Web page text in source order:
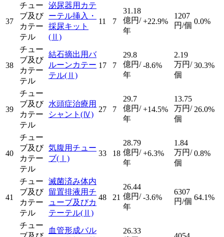
37
チュー
ブ及び
カテー
テル
泌尿器用カテ
ーテル挿入・
採尿キット
(Ⅱ)
11 7
31.18
億円/
年
+22.9%
1207
円/個 0.0%
38
チュー
ブ及び
カテー
テル
結石摘出用バ
ルーンカテー
テル(Ⅱ)
17 7
29.8
億円/
年
-8.6%
2.19
万円/
個
30.3%
39
チュー
ブ及び
カテー
テル
水頭症治療用
シャント (Ⅳ)
27 7
29.7
億円/
年
+14.5%
13.75
万円/
個
26.0%
40
チュー
ブ及び
カテー
テル
気腹用チュー
ブ(Ⅰ)
33 18
28.79
億円/
年
+6.3%
1.84
万円/
個
0.8%
41
チュー
ブ及び
カテー
テル
滅菌済み体内
留置排液用チ
ューブ及びカ
テーテル(Ⅱ)
48 21
26.44
億円/
年
-3.6%
6307
円/個 64.1%
チュー
血管形成バル
26.33